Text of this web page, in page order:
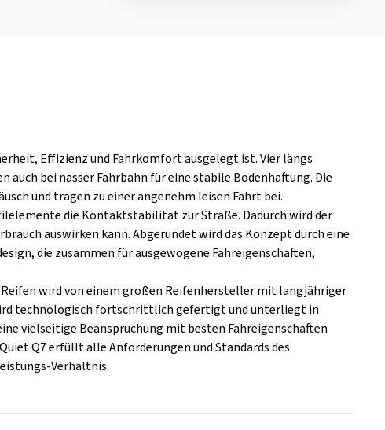
Effizienz und Fahrkomfort ausgelegt ist. Vier längs
bei nasser Fahrbahn für eine stabile Bodenhaftung. Die
und tragen zu einer angenehm leisen Fahrt bei.
die Kontaktstabilität zur Straße. Dadurch wird der
auswirken kann. Abgerundet wird das Konzept durch eine
die zusammen für ausgewogene Fahreigenschaften,
wird von einem großen Reifenhersteller mit langjähriger
technologisch fortschrittlich gefertigt und unterliegt in
vielseitige Beanspruchung mit besten Fahreigenschaften
Q7 erfüllt alle Anforderungen und Standards des
Verhältnis.